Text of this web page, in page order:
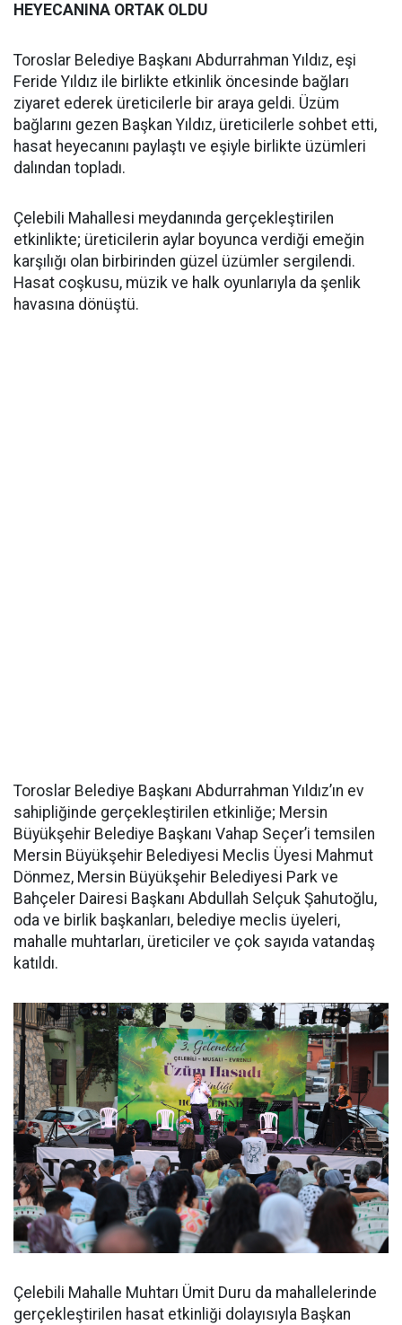
HEYECANINA ORTAK OLDU
Toroslar Belediye Başkanı Abdurrahman Yıldız, eşi
Feride Yıldız ile birlikte etkinlik öncesinde bağları
ziyaret ederek üreticilerle bir araya geldi. Üzüm
bağlarını gezen Başkan Yıldız, üreticilerle sohbet etti,
hasat heyecanını paylaştı ve eşiyle birlikte üzümleri
dalından topladı.
Çelebili Mahallesi meydanında gerçekleştirilen
etkinlikte; üreticilerin aylar boyunca verdiği emeğin
karşılığı olan birbirinden güzel üzümler sergilendi.
Hasat coşkusu, müzik ve halk oyunlarıyla da şenlik
havasına dönüştü.
Toroslar Belediye Başkanı Abdurrahman Yıldız’ın ev
sahipliğinde gerçekleştirilen etkinliğe; Mersin
Büyükşehir Belediye Başkanı Vahap Seçer’i temsilen
Mersin Büyükşehir Belediyesi Meclis Üyesi Mahmut
Dönmez, Mersin Büyükşehir Belediyesi Park ve
Bahçeler Dairesi Başkanı Abdullah Selçuk Şahutoğlu,
oda ve birlik başkanları, belediye meclis üyeleri,
mahalle muhtarları, üreticiler ve çok sayıda vatandaş
katıldı.
Çelebili Mahalle Muhtarı Ümit Duru da mahallelerinde
gerçekleştirilen hasat etkinliği dolayısıyla Başkan